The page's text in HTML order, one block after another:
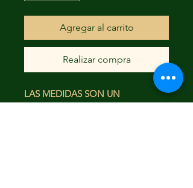
Agregar al carrito
Realizar compra
LAS MEDIDAS SON UN